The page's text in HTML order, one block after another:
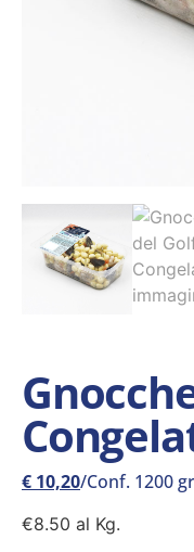
€ 10,20/Conf. 1200
€8.50 al Kg.